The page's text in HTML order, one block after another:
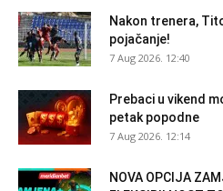
Nakon trenera,
pojačanje!
7 Aug 2026. 12:40
Prebaci u vikend
petak popodne
7 Aug 2026. 12:14
NOVA OPCIJA